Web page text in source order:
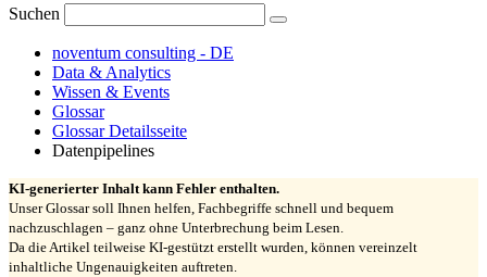
Suchen
noventum consulting - DE
Data & Analytics
Wissen & Events
Glossar
Glossar Detailsseite
Datenpipelines
KI-generierter Inhalt kann Fehler enthalten.
Unser Glossar soll Ihnen helfen, Fachbegriffe schnell und bequem
nachzuschlagen – ganz ohne Unterbrechung beim Lesen.
Da die Artikel teilweise KI-gestützt erstellt wurden, können vereinzelt
inhaltliche Ungenauigkeiten auftreten.